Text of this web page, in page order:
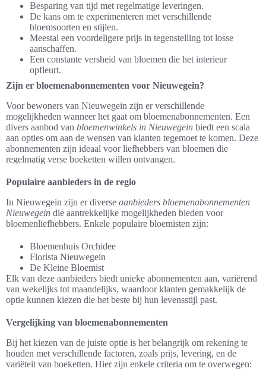
Besparing van tijd met regelmatige leveringen.
De kans om te experimenteren met verschillende
bloemsoorten en stijlen.
Meestal een voordeligere prijs in tegenstelling tot losse
aanschaffen.
Een constante versheid van bloemen die het interieur
opfleurt.
Zijn er bloemenabonnementen voor Nieuwegein?
Voor bewoners van Nieuwegein zijn er verschillende
mogelijkheden wanneer het gaat om bloemenabonnementen. Een
divers aanbod van bloemenwinkels in Nieuwegein biedt een scala
aan opties om aan de wensen van klanten tegemoet te komen. Deze
abonnementen zijn ideaal voor liefhebbers van bloemen die
regelmatig verse boeketten willen ontvangen.
Populaire aanbieders in de regio
In Nieuwegein zijn er diverse aanbieders bloemenabonnementen
Nieuwegein die aantrekkelijke mogelijkheden bieden voor
bloemenliefhebbers. Enkele populaire bloemisten zijn:
Bloemenhuis Orchidee
Florista Nieuwegein
De Kleine Bloemist
Elk van deze aanbieders biedt unieke abonnementen aan, variërend
van wekelijks tot maandelijks, waardoor klanten gemakkelijk de
optie kunnen kiezen die het beste bij hun levensstijl past.
Vergelijking van bloemenabonnementen
Bij het kiezen van de juiste optie is het belangrijk om rekening te
houden met verschillende factoren, zoals prijs, levering, en de
variëteit van boeketten. Hier zijn enkele criteria om te overwegen: